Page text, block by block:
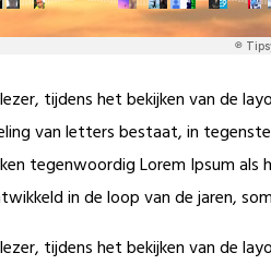
tijdens het bekijken van de
van letters bestaat, in
tegenwoordig Lorem Ipsum
in de loop van de jaren,
tijdens het bekijken van de